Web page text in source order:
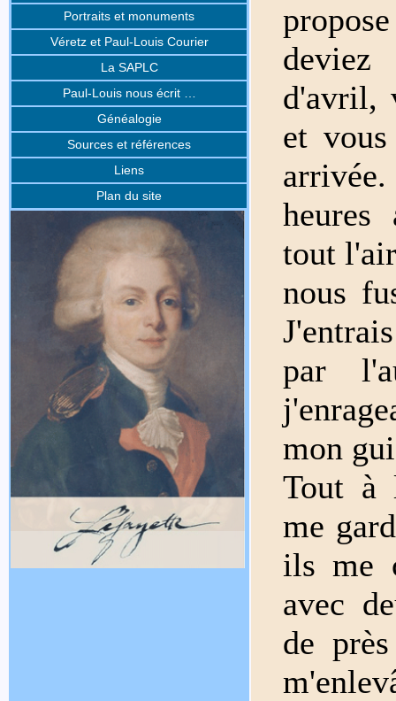
Portraits et monuments
Véretz et Paul-Louis Courier
La SAPLC
Paul-Louis nous écrit …
Généalogie
Sources et références
Liens
Plan du site
d'avril,
et
heures
tout
nous
par
mon
Tout à
me
ils me
avec
de